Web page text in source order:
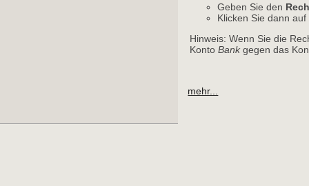
Geben Sie den
Klicken Sie dann auf
Hinweis: Wenn Sie die
KontoBankgegen das
mehr...